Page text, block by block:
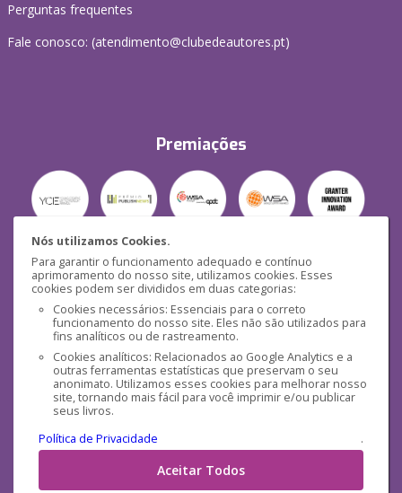
Nós utilizamos Cookies.
Para garantir o funcionamento adequado e contínuo
aprimoramento do nosso site, utilizamos cookies. Esses
cookies podem ser divididos em duas categorias:
Cookies necessários: Essenciais para o correto
funcionamento do nosso site. Eles não são utilizados para
fins analíticos ou de rastreamento.
Cookies analíticos: Relacionados ao Google Analytics e a
outras ferramentas estatísticas que preservam o seu
anonimato. Utilizamos esses cookies para melhorar nosso
site, tornando mais fácil para você imprimir e/ou publicar
seus livros.
Política de Privacidade
.
Aceitar Todos
Perguntas frequentes
Fale conosco: (atendimento@clubedeautores.pt)
Premiações
Segurança
Mídias Sociais